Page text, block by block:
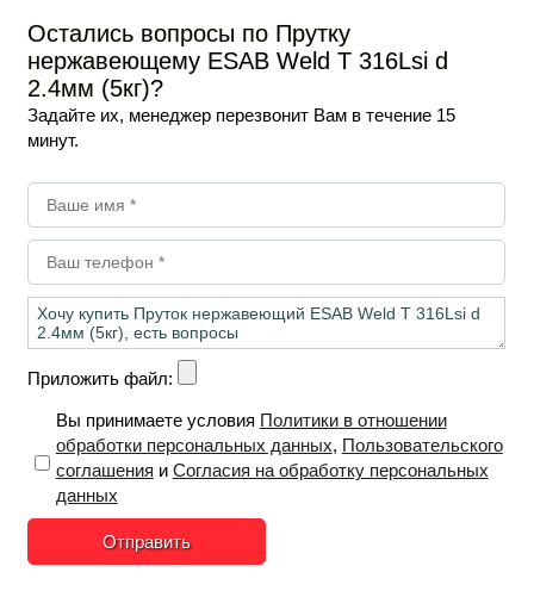
Остались вопросы по Прутку
нержавеющему ESAB Weld T 316Lsi d
2.4мм (5кг)?
Задайте их, менеджер перезвонит Вам в течение 15
минут.
Приложить файл:
Вы принимаете условия Политики в отношении
обработки персональных данных, Пользовательского
соглашения и Согласия на обработку персональных
данных
Отправить